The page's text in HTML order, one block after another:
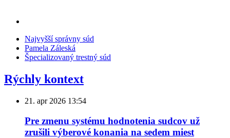
Najvyšší správny súd
Pamela Záleská
Špecializovaný trestný súd
Rýchly kontext
21. apr 2026 13:54
Pre zmenu systému hodnotenia sudcov už
zrušili výberové konania na sedem miest